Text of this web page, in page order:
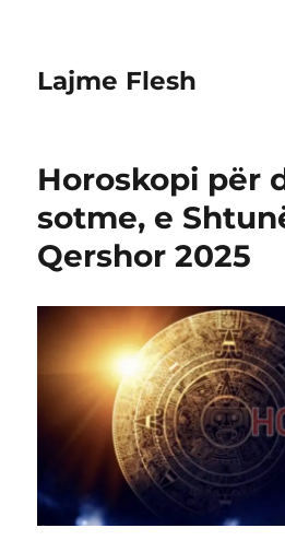
Lajme Flesh
Horoskopi për
sotme, e
Qershor 2025